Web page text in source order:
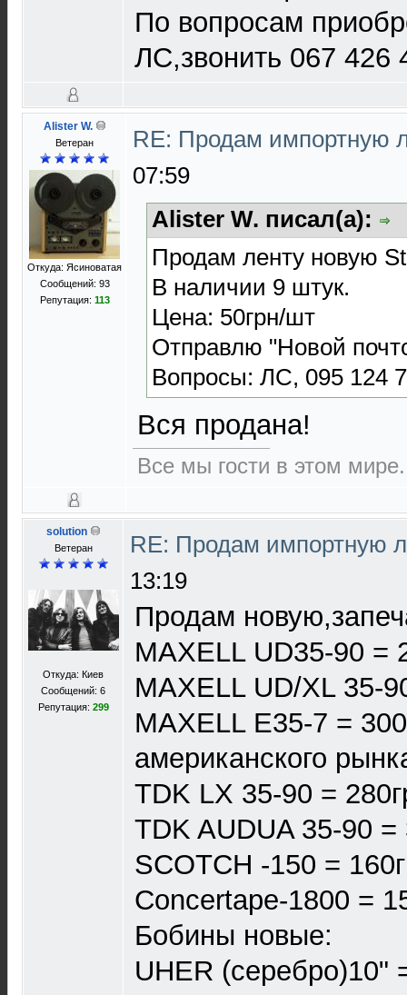
По вопросам
ЛС,звонить 067 426
Alister W.
Ветеран
Откуда: Ясиноватая
Сообщений: 93
Репутация: 113
RE: Продам импортную
07:59
Alister W. писал(а):
Продам ленту новую
В наличии 9 штук.
Цена: 50грн/шт
Отправлю "Новой
Вопросы: ЛС, 095 124
Вся продана!
Все мы гости в этом
solution
Ветеран
Откуда: Киев
Сообщений: 6
Репутация: 299
RE: Продам импортную
13:19
Продам
MAXELL UD35-90 =
MAXELL UD/XL 35-
MAXELL E35-7 =
американского
TDK LX 35-90 =
TDK AUDUA 35-90 =
SCOTCH -150 =
Concertape-1800 =
Бобины новые:
UHER (серебро)10"